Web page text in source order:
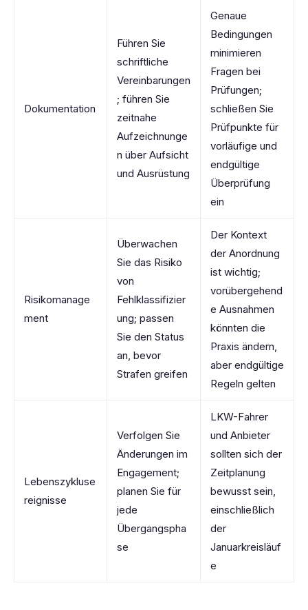
Dokumentation
Führen Sie
schriftliche
Vereinbarungen
; führen Sie
zeitnahe
Aufzeichnunge
n über Aufsicht
und Ausrüstung
Genaue
Bedingungen
minimieren
Fragen bei
Prüfungen;
schließen Sie
Prüfpunkte für
vorläufige und
endgültige
Überprüfung
ein
Risikomanage
ment
Überwachen
Sie das Risiko
von
Fehlklassifizier
ung; passen
Sie den Status
an, bevor
Strafen greifen
Der Kontext
der Anordnung
ist wichtig;
vorübergehend
e Ausnahmen
könnten die
Praxis ändern,
aber endgültige
Regeln gelten
Lebenszykluse
reignisse
Verfolgen Sie
Änderungen im
Engagement;
planen Sie für
jede
Übergangspha
se
LKW-Fahrer
und Anbieter
sollten sich der
Zeitplanung
bewusst sein,
einschließlich
der
Januarkreisläuf
e